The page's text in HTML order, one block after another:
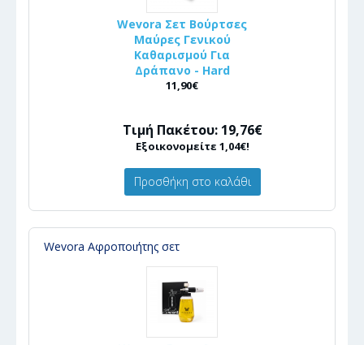
Wevora Σετ Βούρτσες
Μαύρες Γενικού
Καθαρισμού Για
Δράπανο - Hard
11,90€
Τιμή Πακέτου: 19,76€
Εξοικονομείτε 1,04€!
Προσθήκη στο καλάθι
Wevora Αφροποιήτης σετ